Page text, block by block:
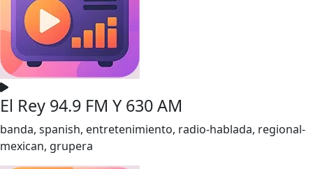
El Rey 94.9 FM Y 630 AM
banda, spanish, entretenimiento, radio-hablada, regional-
mexican, grupera